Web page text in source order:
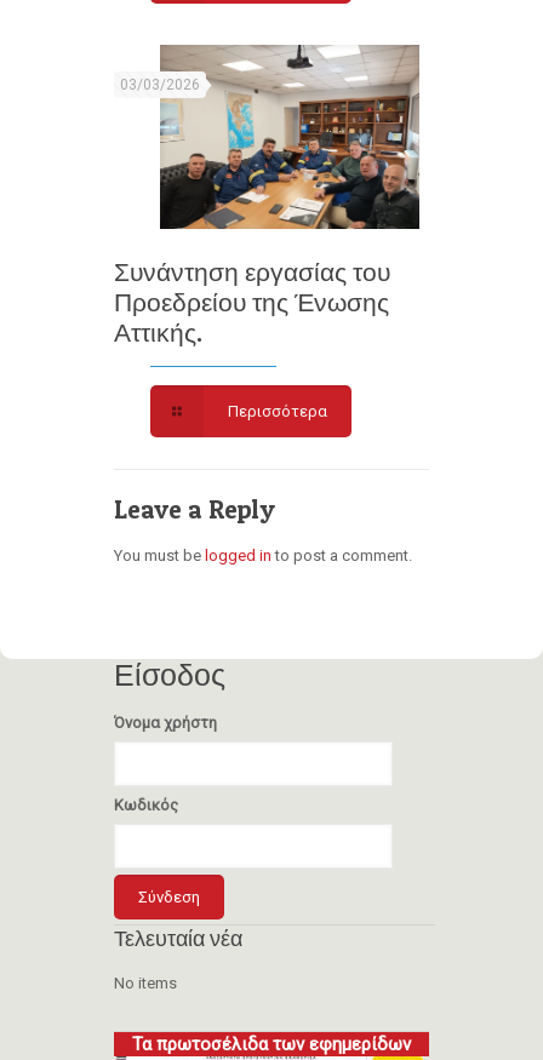
03/03/2026
Συνάντηση εργασίας του
Προεδρείου της Ένωσης
Αττικής.
Περισσότερα
Leave a Reply
You must be logged in to post a comment.
Είσοδος
Όνομα χρήστη
Κωδικός
Τελευταία νέα
No items
Τα πρωτοσέλιδα των εφημερίδων